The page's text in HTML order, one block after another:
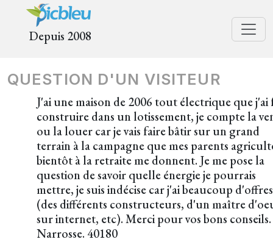
Depuis 2008
QUESTION D'UN VISITEUR
J'ai une maison de 2006 tout électrique que j'ai
construire dans un lotissement, je compte la
ou la louer car je vais faire bâtir sur un grand
terrain à la campagne que mes parents
bientôt à la retraite me donnent. Je me pose la
question de savoir quelle énergie je pourrais
mettre, je suis indécise car j'ai beaucoup d'offres
(des différents constructeurs, d'un maître
sur internet, etc). Merci pour vos bons conseils.
Narrosse. 40180